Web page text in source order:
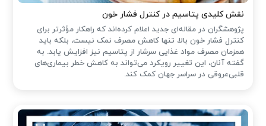
نقش کلیدی پتاسیم در کنترل فشار خون
پژوهشگران در مقاله‌ای جدید اعلام کرده‌اند که راهکار مؤثرتر برای
کنترل فشار خون بالا، تنها کاهش مصرف نمک نیست، بلکه باید
همزمان مصرف مواد غذایی سرشار از پتاسیم نیز افزایش یابد. به
گفته آنان، این تغییر رویکرد می‌تواند به کاهش خطر بیماری‌های
قلبی‌عروقی در سراسر جهان کمک کند.